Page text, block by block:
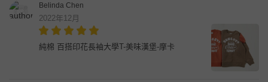
Belinda Chen
2022年12月
純棉 百搭印花長袖大學T-美味漢堡-摩卡